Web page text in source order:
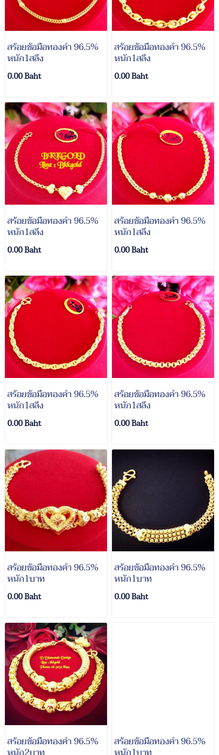
สร้อยข้อมือทองคำ 96.5%
หนัก1สลึง
0.00 Baht
สร้อยข้อมือทองคำ 96.5%
หนัก1สลึง
0.00 Baht
สร้อยข้อมือทองคำ 96.5%
หนัก1สลึง
0.00 Baht
สร้อยข้อมือทองคำ 96.5%
หนัก1สลึง
0.00 Baht
สร้อยข้อมือทองคำ 96.5%
หนัก1สลึง
0.00 Baht
สร้อยข้อมือทองคำ 96.5%
หนัก1สลึง
0.00 Baht
สร้อยข้อมือทองคำ 96.5%
หนัก1บาท
0.00 Baht
สร้อยข้อมือทองคำ 96.5%
หนัก1บาท
0.00 Baht
สร้อยข้อมือทองคำ 96.5% สร้อยข้อมือทองคำ 96.5%